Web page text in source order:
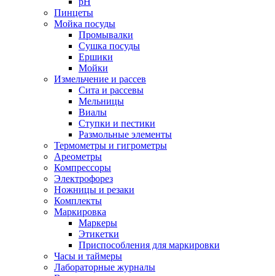
Пинцеты
Мойка посуды
Промывалки
Сушка посуды
Ершики
Мойки
Измельчение и рассев
Сита и рассевы
Мельницы
Виалы
Ступки и пестики
Размольные элементы
Термометры и гигрометры
Ареометры
Компрессоры
Электрофорез
Ножницы и резаки
Комплекты
Маркировка
Маркеры
Этикетки
Приспособления для маркировки
Часы и таймеры
Лабораторные журналы